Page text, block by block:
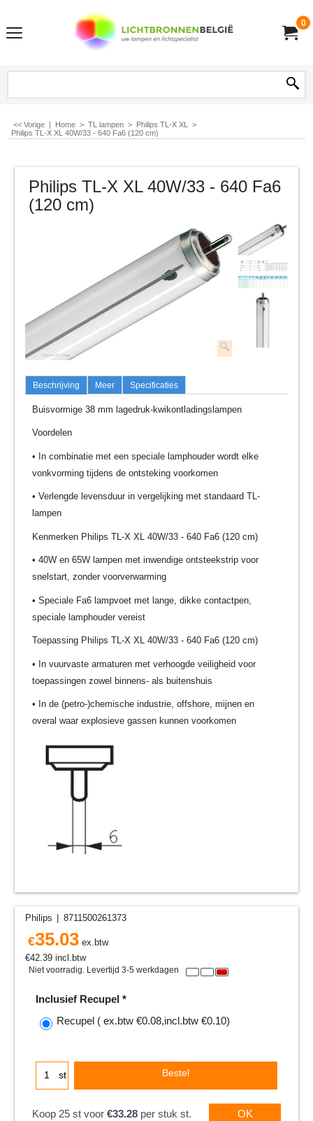
0
<< Vorige | Home > TL lampen > Philips TL-X XL
>
Philips TL-X XL 40W/33 - 640 Fa6 (120 cm)
Philips TL-X XL 40W/33 - 640 Fa6
(120 cm)
Beschrijving Meer Specificaties
Buisvormige 38 mm lagedruk-kwikontladingslampen
Voordelen
• In combinatie met een speciale lamphouder wordt elke
vonkvorming tijdens de ontsteking voorkomen
• Verlengde levensduur in vergelijking met standaard TL-
lampen
Kenmerken Philips TL-X XL 40W/33 - 640 Fa6 (120 cm)
• 40W en 65W lampen met inwendige ontsteekstrip voor
snelstart, zonder voorverwarming
• Speciale Fa6 lampvoet met lange, dikke contactpen,
speciale lamphouder vereist
Toepassing Philips TL-X XL 40W/33 - 640 Fa6 (120 cm)
• In vuurvaste armaturen met verhoogde veiligheid voor
toepassingen zowel binnens- als buitenshuis
• In de (petro-)chemische industrie, offshore, mijnen en
overal waar explosieve gassen kunnen voorkomen
Philips 8711500261373
€35.03 ex.btw
€42.39 incl.btw
Niet voorradig. Levertijd 3-5 werkdagen
Inclusief Recupel *
Recupel ( ex.btw €0.08,incl.btw €0.10)
st Bestel
Koop 25 st voor €33.28 per stuk st. OK